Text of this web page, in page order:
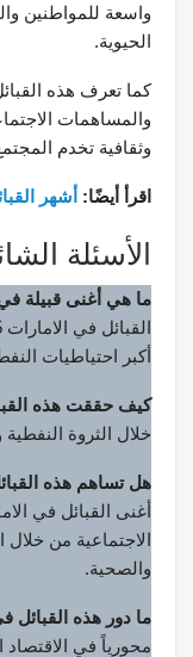
واسعة للمواطنين
الحيوية.
كما تعرف هذه
والمساهمات
وثقافية تخدم
اقرأ أيضًا: أشهر
الأسئلة
ما هي أغنى قبيلة
أكبر احتياطيات
كيف حققت هذه
خلال الثروة النفطية
هل تساهم هذه
الاجتماعية من خلال
والصحية.
ما دور هذه القبائل
محورياً في الاقتصاد